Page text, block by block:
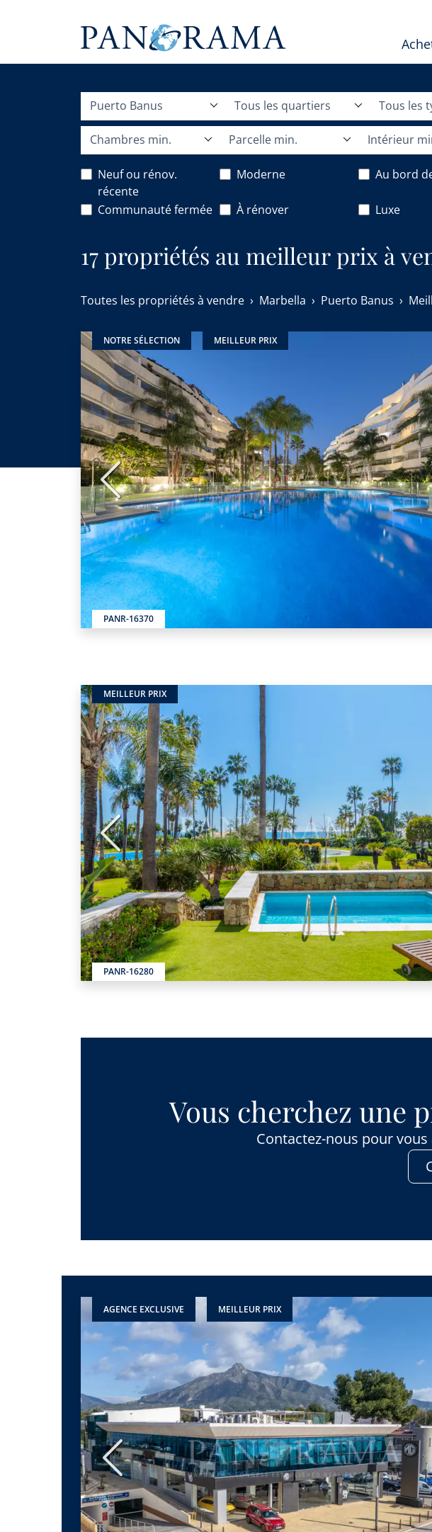
Puerto Banus Tous les quartiers Tous les
Chambres min. Parcelle min. Intérieur
Neuf ou rénov.
récente
Moderne Au bord
Communauté fermée À rénover Luxe
17 propriétés au meilleur prix à
Toutes les propriétés à vendre Marbella Puerto Banus
NOTRE SÉLECTION MEILLEUR PRIX
PANR-16370
Précédent
MEILLEUR PRIX
PANR-16280
Précédent
Vous cherchez une
Contactez-nous pour
Précédent
AGENCE EXCLUSIVE MEILLEUR PRIX